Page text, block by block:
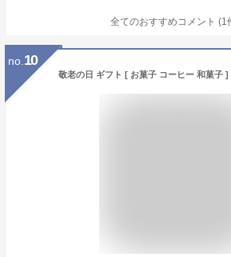
全てのおすすめコメント (1
no. 10